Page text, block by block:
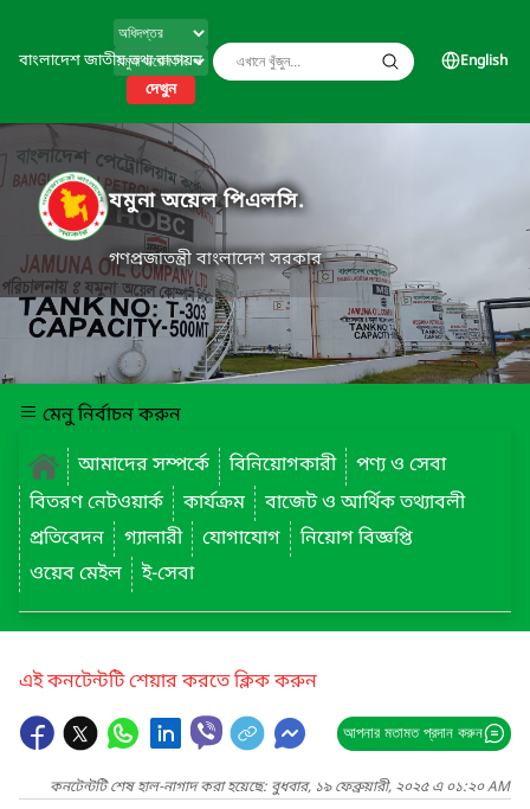
বাংলাদেশ জাতীয় তথ্য বাতায়ন
দেখুন
English
যমুনা অয়েল পিএলসি.
গণপ্রজাতন্ত্রী বাংলাদেশ সরকার
মেনু নির্বাচন করুন
আমাদের সম্পর্কে
বিনিয়োগকারী
পণ্য ও সেবা
বিতরণ নেটওয়ার্ক
কার্যক্রম
বাজেট ও আর্থিক তথ্যাবলী
প্রতিবেদন
গ্যালারী যোগাযোগ
নিয়োগ বিজ্ঞপ্তি
ওয়েব মেইল
ই-সেবা
এই কনটেন্টটি শেয়ার করতে ক্লিক করুন
আপনার মতামত প্রদান করুন
কনটেন্টটি শেষ হাল-নাগাদ করা হয়েছে: বুধবার, ১৯ ফেব্রুয়ারী, ২০২৫ এ ০১:২০ AM